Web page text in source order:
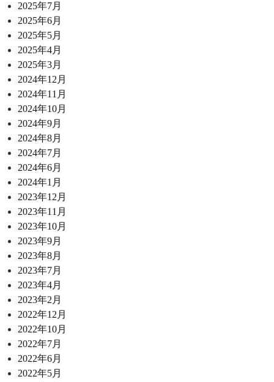
2025年7月
2025年6月
2025年5月
2025年4月
2025年3月
2024年12月
2024年11月
2024年10月
2024年9月
2024年8月
2024年7月
2024年6月
2024年1月
2023年12月
2023年11月
2023年10月
2023年9月
2023年8月
2023年7月
2023年4月
2023年2月
2022年12月
2022年10月
2022年7月
2022年6月
2022年5月